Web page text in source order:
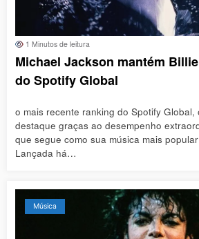
1 Minutos de leitura
Michael Jackson mantém
do Spotify Global
o mais recente ranking do Spotify
destaque graças ao desempenho
que segue como sua música mais
Lançada há…
Música